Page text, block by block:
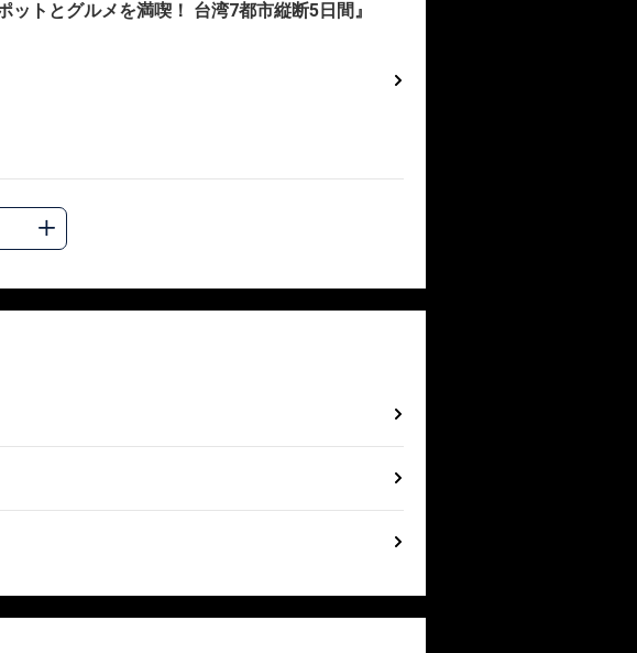
ットとグルメを満喫！ 台湾7都市縦断5日間』